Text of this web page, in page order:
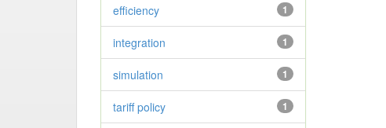
1
efficiency
1
integration
1
simulation
1
tariff policy